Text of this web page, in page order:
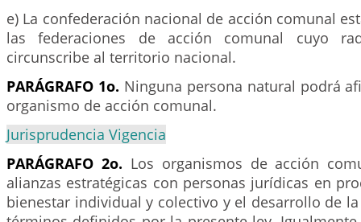
e) La confederación nacional de acción comunal
las federaciones de acción comunal cuyo
circunscribe al territorio nacional.
PARÁGRAFO 1o. Ninguna persona natural podrá
organismo de acción comunal.
Jurisprudencia Vigencia
PARÁGRAFO 2o. Los organismos de acción
alianzas estratégicas con personas jurídicas en
bienestar individual y colectivo y el desarrollo de